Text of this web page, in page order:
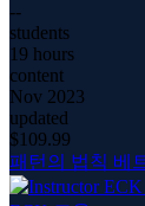
--
students
19 hours
content
Nov 2023
updated
$109.99
패턴의 법칙 베